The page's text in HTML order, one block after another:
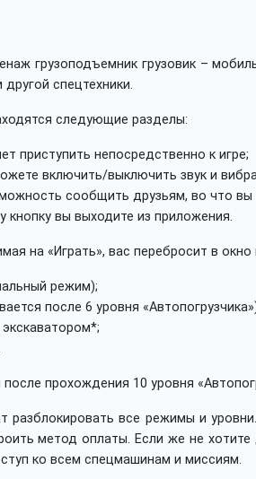
грузоподъемник грузовик –
спецтехники.
следующие разделы:
приступить непосредственно к игре;
включить/выключить звук и
сообщить друзьям, во что вы
кнопку вы выходите из приложения.
на «Играть», вас перебросит в
режим);
после 6 уровня
прохождения 10 уровня
все режимы и
метод оплаты. Если же не
ко всем спецмашинам и миссиям.